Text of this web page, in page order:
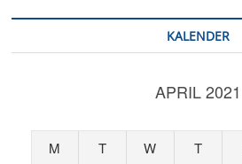
KALENDER
APRIL 2021
M T W T